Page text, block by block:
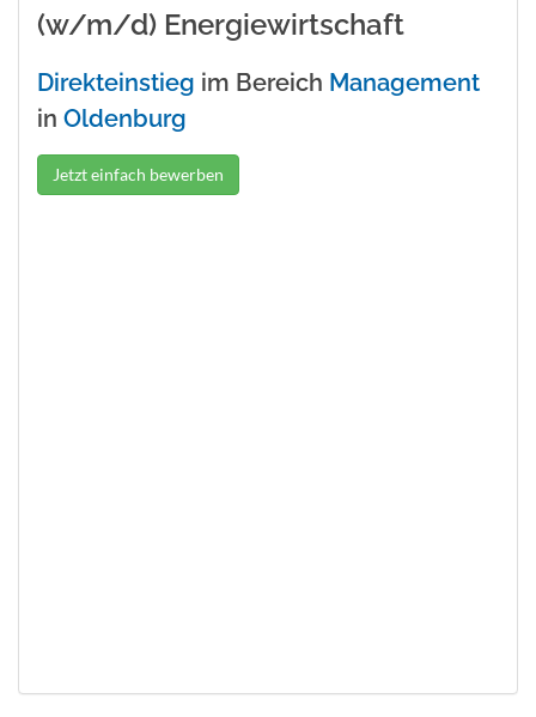
(w/m/d) Energiewirtschaft
Direkteinstieg im Bereich Management
in Oldenburg
Jetzt einfach bewerben